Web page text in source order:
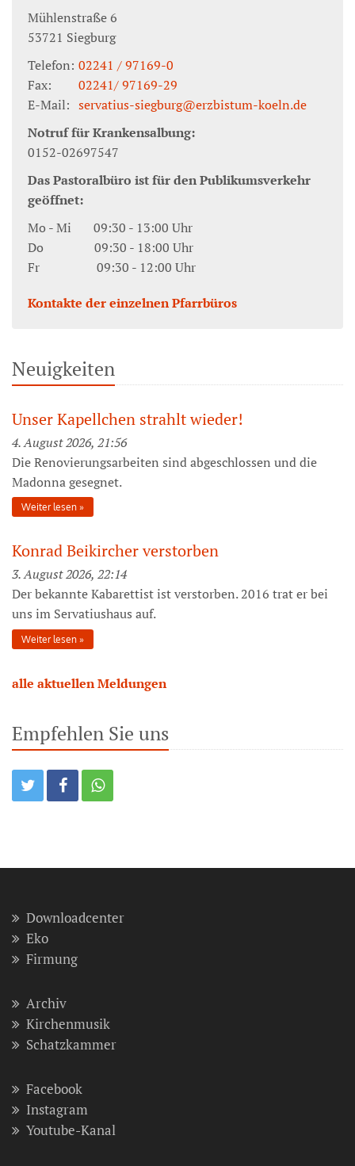
Mühlenstraße 6
53721 Siegburg
Telefon: 02241 / 97169-0
Fax:
02241/ 97169-29
E-Mail: servatius-siegburg@erzbistum-koeln.de
Notruf für Krankensalbung:
0152-02697547
Das Pastoralbüro ist für den Publikumsverkehr
geöffnet:
Mo - Mi 09:30 - 13:00 Uhr
Do 09:30 - 18:00 Uhr
Fr 09:30 - 12:00 Uhr
Kontakte der einzelnen Pfarrbüros
Neuigkeiten
Unser Kapellchen strahlt wieder!
4. August 2026, 21:56
Die Renovierungsarbeiten sind abgeschlossen und die
Madonna gesegnet.
Weiter lesen
Konrad Beikircher verstorben
3. August 2026, 22:14
Der bekannte Kabarettist ist verstorben. 2016 trat er bei
uns im Servatiushaus auf.
Weiter lesen
alle aktuellen Meldungen
Empfehlen Sie uns
Downloadcenter
Eko
Firmung
Archiv
Kirchenmusik
Schatzkammer
Facebook
Instagram
Youtube-Kanal